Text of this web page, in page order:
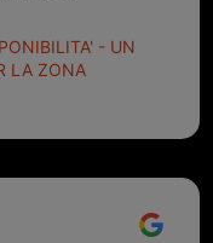
- UN
LA ZONA